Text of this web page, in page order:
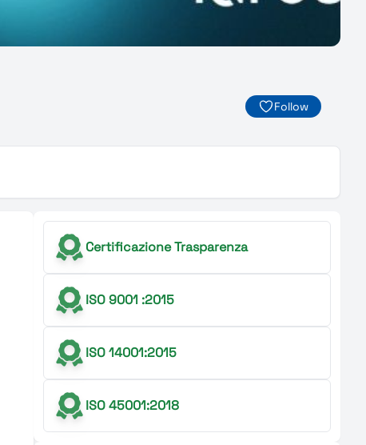
Follow
Certificazione Trasparenza
ISO 9001 :2015
ISO 14001:2015
ISO 45001:2018